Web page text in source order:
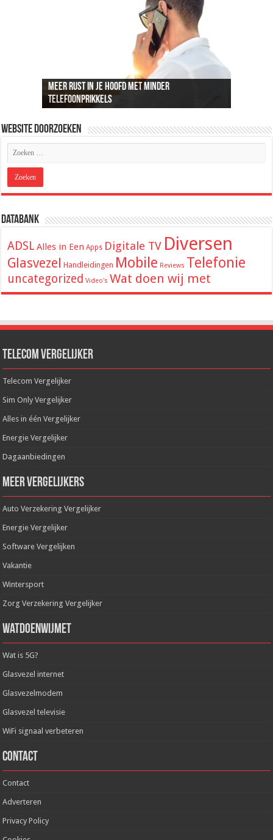
Meer rust in je hoofd met minder
telefoonprikkels
Recreatief doelschieten groeit uit tot een
populaire vrijetijdsbesteding
Loungeset kopen: 9 tips voor het uitzoeken van
de juiste set
De beste audio en beelden thuis: dit heb je
hiervoor nodig
ADSL snelheid uitgelegd: wat je kunt
verwachten van je internetverbinding
Website Doorzoeken
Databank
ADSL Alles in Een Apps Digitale TV Diversen
Glasvezel Handleidingen Mobile Reviews Telefonie
uncategorized Video's Wat doen wij met
Telecom Vergelijker
Telecom Vergelijker
Sim Only Vergelijker
Alles in één Vergelijker
Energie Vergelijker
Dagaanbiedingen
Meer Vergelijkers
Auto Verzekering Vergelijker
Energie Vergelijker
Software Vergelijken
Vakantie
Wintersport
Zorg Verzekering Vergelijker
WatDoenWijMet
Wat is 5G?
Glasvezel internet
Glasvezelmodem
Glasvezel televisie
WiFi signaal verbeteren
Contact
Contact
Adverteren
Privacy Policy